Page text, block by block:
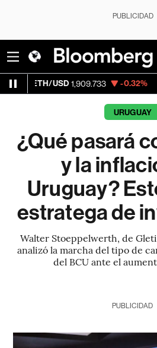
PUBLICIDAD
1,909.733 -0.32% Visa 368.54
URUGUAY
¿Qué pasará
y la
Uruguay?
estratega de
Walter Stoeppelwerth, de
analizó la marcha del tipo de
del BCU ante el
PUBLICIDAD